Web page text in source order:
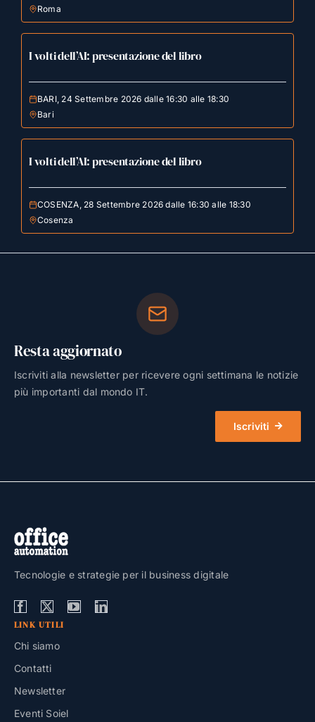
Roma
I volti dell’AI: presentazione del libro
BARI, 24 Settembre 2026 dalle 16:30 alle 18:30
Bari
I volti dell’AI: presentazione del libro
COSENZA, 28 Settembre 2026 dalle 16:30 alle 18:30
Cosenza
Resta aggiornato
Iscriviti alla newsletter per ricevere ogni settimana le notizie
più importanti dal mondo IT.
Iscriviti
Tecnologie e strategie per il business digitale
LINK UTILI
Chi siamo
Contatti
Newsletter
Eventi Soiel